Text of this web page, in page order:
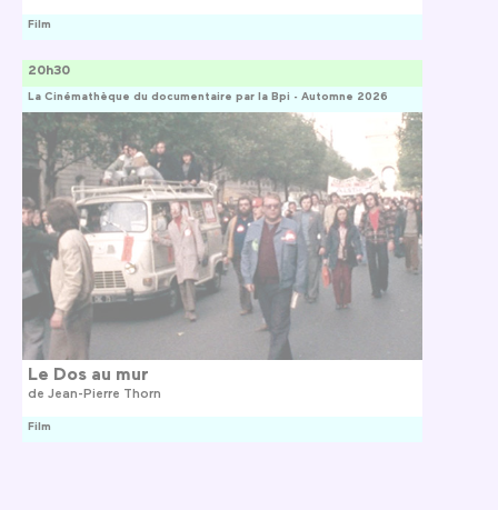
Film
La Cinémathèque du documentaire par la Bpi - Automne 2026
20h30
Le Dos au mur
de Jean-Pierre Thorn
Film